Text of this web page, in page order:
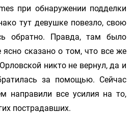
при обнаружении подделки
тут девушке повезло, свою
обратно. Правда, там было
ясно сказано о том, что все же
никто не вернул, да и
за помощью. Сейчас
направили все усилия на то,
пострадавших.